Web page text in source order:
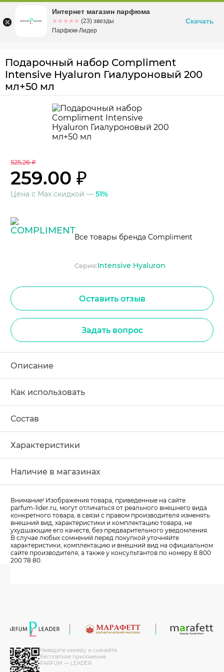
Омскул. Заозерная, 11, к. 1
Подарочный набор Compliment
Intensive Hyaluron Гиалуроновый 200
мл+50 мл
525.26 ₽
259.00 ₽
Цена с Max скидкой — 51%
Все товары бренда Compliment
Серия:Intensive Hyaluron
Оставить отзыв
Задать вопрос
Описание
Как использовать
Состав
Характеристики
Наличие в магазинах
Внимание! Изображения товара, приведенные на сайте
parfum-lider.ru, могут отличаться от реального внешнего вида
конкретного товара, в связи с правом производителя изменять
внешний вид, характеристики и комплектацию товара, не
ухудшающие его качеств, без предварительного уведомления.
В случае любых сомнений перед покупкой уточняйте
характеристики, комплектацию и внешний вид на официальном
сайте производителя, а также у консультантов по номеру 8 800
200 78 80.
Наведите камеру и скачайте
бесплатное приложение
PARFUM — LEADER
Интернет магазин парфюма
☆☆☆☆☆
★★★★★ (23) звезды
Парфюм-Лидер
Скачать